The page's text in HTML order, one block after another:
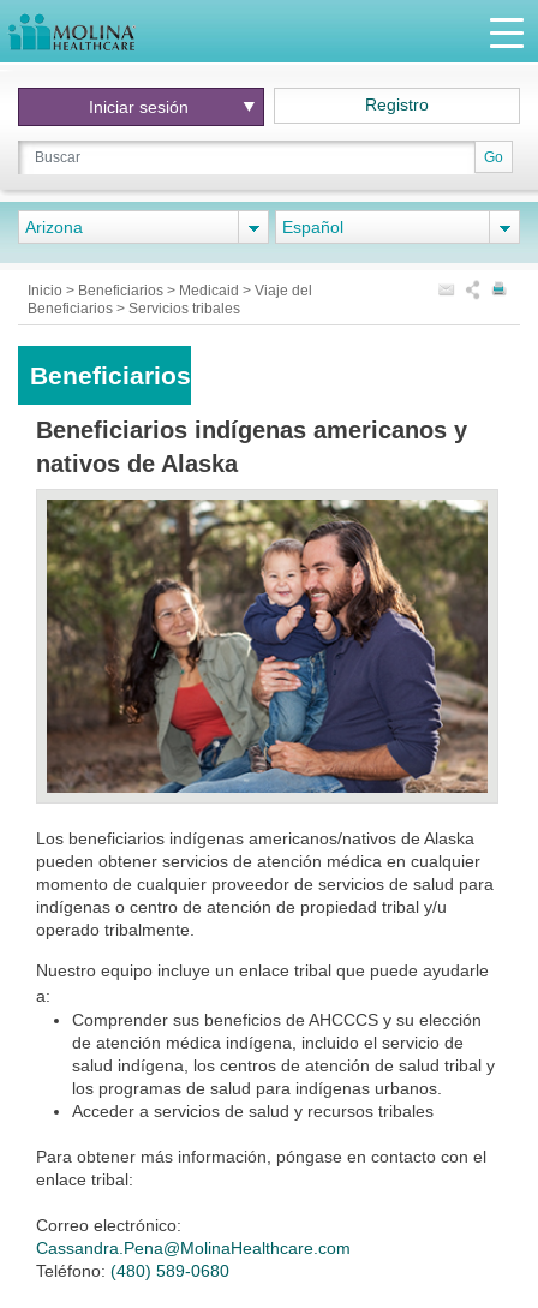
Go
Iniciar sesión Registro
Arizona Español
Inicio > Beneficiarios > Medicaid > Viaje del
Beneficiarios > Servicios tribales
Beneficiarios
Beneficiarios indígenas americanos y
nativos de Alaska
Los beneficiarios indígenas americanos/nativos de Alaska
pueden obtener servicios de atención médica en cualquier
momento de cualquier proveedor de servicios de salud para
indígenas o centro de atención de propiedad tribal y/u
operado tribalmente.
Nuestro equipo incluye un enlace tribal que puede ayudarle
a:
Comprender sus beneficios de AHCCCS y su elección
de atención médica indígena, incluido el servicio de
salud indígena, los centros de atención de salud tribal y
los programas de salud para indígenas urbanos.
Acceder a servicios de salud y recursos tribales
Para obtener más información, póngase en contacto con el
enlace tribal:
Correo electrónico:
Cassandra.Pena@MolinaHealthcare.com
Teléfono: (480) 589-0680